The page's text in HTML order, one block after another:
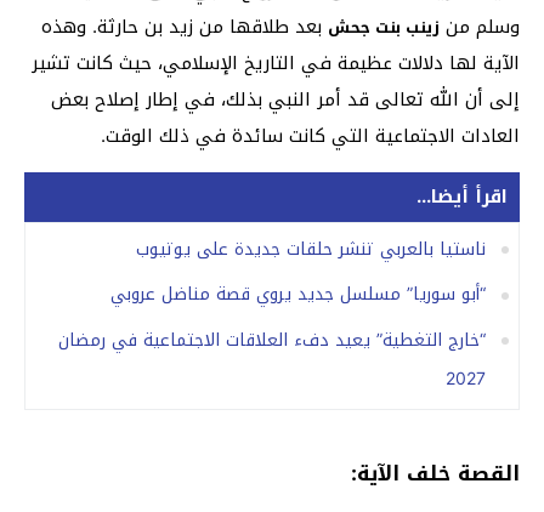
وسلم من زينب بنت جحش بعد طلاقها من زيد بن حارثة. وهذه
الآية لها دلالات عظيمة في التاريخ الإسلامي، حيث كانت تشير
إلى أن الله تعالى قد أمر النبي بذلك، في إطار إصلاح بعض
العادات الاجتماعية التي كانت سائدة في ذلك الوقت.
اقرأ أيضا...
ناستيا بالعربي تنشر حلقات جديدة على يوتيوب
“أبو سوريا” مسلسل جديد يروي قصة مناضل عروبي
“خارج التغطية” يعيد دفء العلاقات الاجتماعية في رمضان
2027
القصة خلف الآية: